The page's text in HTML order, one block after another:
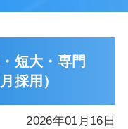
短大・専門
月採用）
2026年01月16日